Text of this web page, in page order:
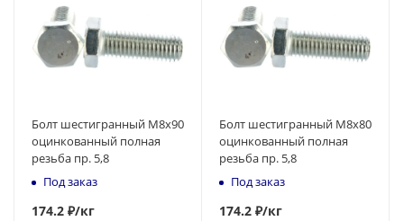
Болт шестигранный М8x90
оцинкованный полная
резьба пр. 5,8
Под заказ
174.2 ₽/кг
Болт шестигранный М8x80
оцинкованный полная
резьба пр. 5,8
Под заказ
174.2 ₽/кг